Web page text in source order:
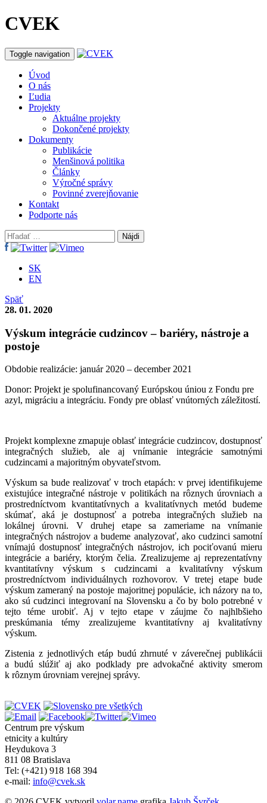
CVEK
Toggle navigation
Úvod
O nás
Ľudia
Projekty
Aktuálne projekty
Dokončené projekty
Dokumenty
Publikácie
Menšinová politika
Články
Výročné správy
Povinné zverejňovanie
Kontakt
Podporte nás
Hľadať:
SK
EN
Späť
28. 01. 2020
Výskum integrácie cudzincov – bariéry, nástroje a
postoje
Obdobie realizácie: január 2020 – december 2021
Donor: Projekt je spolufinancovaný Európskou úniou z Fondu pre
azyl, migráciu a integráciu. Fondy pre oblasť vnútorných záležitostí.
Projekt komplexne zmapuje oblasť integrácie cudzincov, dostupnosť
integračných služieb, ale aj vnímanie integrácie samotnými
cudzincami a majoritným obyvateľstvom.
Výskum sa bude realizovať v troch etapách: v prvej identifikujeme
existujúce integračné nástroje v politikách na rôznych úrovniach a
prostredníctvom kvantitatívnych a kvalitatívnych metód budeme
skúmať, aká je dostupnosť a potreba integračných služieb na
lokálnej úrovni. V druhej etape sa zameriame na vnímanie
integračných nástrojov a budeme analyzovať, ako cudzinci samotní
vnímajú dostupnosť integračných nástrojov, ich pociťovanú mieru
integrácie a bariéry, ktorým čelia. Zrealizujeme aj reprezentatívny
kvantitatívny výskum s cudzincami a kvalitatívny výskum
prostredníctvom individuálnych rozhovorov. V tretej etape bude
výskum zameraný na postoje majoritnej populácie, ich názory na to,
ako sú cudzinci integrovaní na Slovensku a čo by bolo potrebné v
tejto téme urobiť. Aj v tejto etape v záujme čo najhlbšieho
preskúmania témy zrealizujeme kvantitatívny aj kvalitatívny
výskum.
Zistenia z jednotlivých etáp budú zhrnuté v záverečnej publikácii
a budú slúžiť aj ako podklady pre advokačné aktivity smerom
k rôznym úrovniam verejnej správy.
Centrum pre výskum
etnicity a kultúry
Heydukova 3
811 08 Bratislava
Tel: (+421) 918 168 394
e-mail: info@cvek.sk